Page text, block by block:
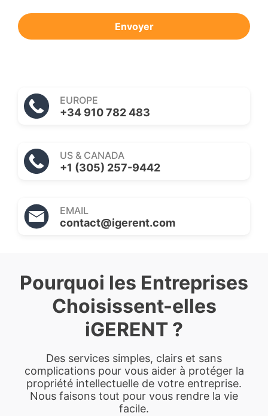
Envoyer
EUROPE
+34 910 782 483
US & CANADA
+1 (305) 257-9442
EMAIL
contact@igerent.com
Pourquoi les Entreprises
Choisissent-elles
iGERENT ?
Des services simples, clairs et sans
complications pour vous aider à protéger la
propriété intellectuelle de votre entreprise.
Nous faisons tout pour vous rendre la vie
facile.